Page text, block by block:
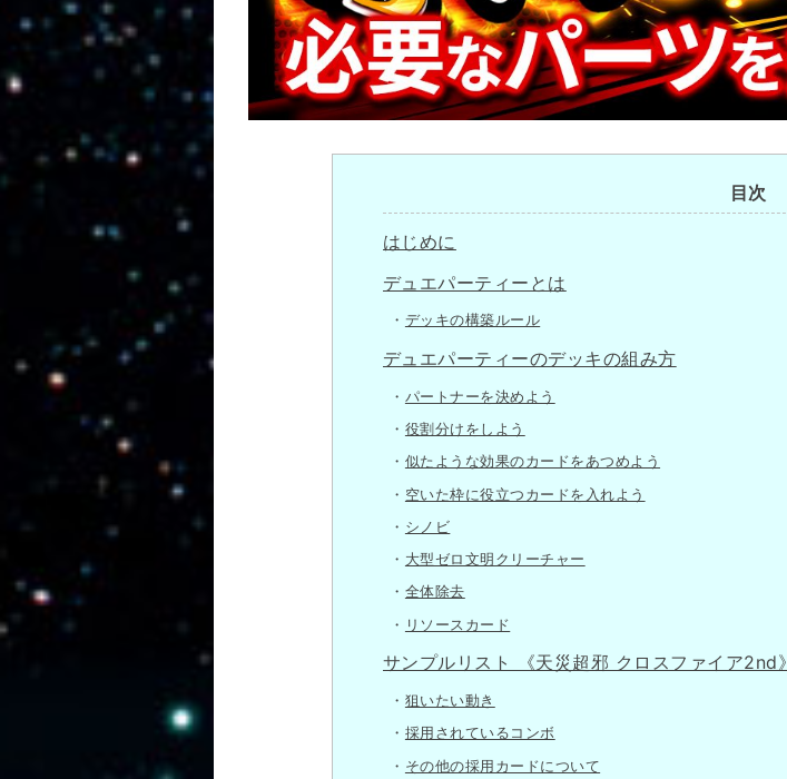
目次
はじめに
デュエパーティーとは
デッキの構築ルール
デュエパーティーのデッキの組み方
パートナーを決めよう
役割分けをしよう
似たような効果のカードをあつめよう
空いた枠に役立つカードを入れよう
シノビ
大型ゼロ文明クリーチャー
全体除去
リソースカード
サンプルリスト 《天災超邪 クロスファイア2nd》
狙いたい動き
採用されているコンボ
その他の採用カードについて